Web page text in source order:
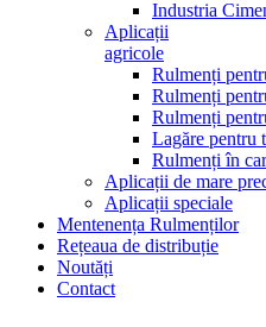
Industria
Aplicații
agricole
Rulmenți
Rulmenți
Rulmenți
Lagăre pentru
Rulmenți în
Aplicații de mare
Aplicații speciale
Mentenența Rulmenților
Rețeaua de distribuție
Noutăți
Contact